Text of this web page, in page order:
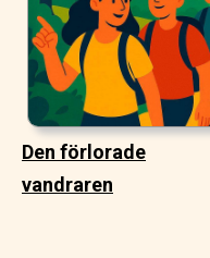
Den förlorade
vandraren